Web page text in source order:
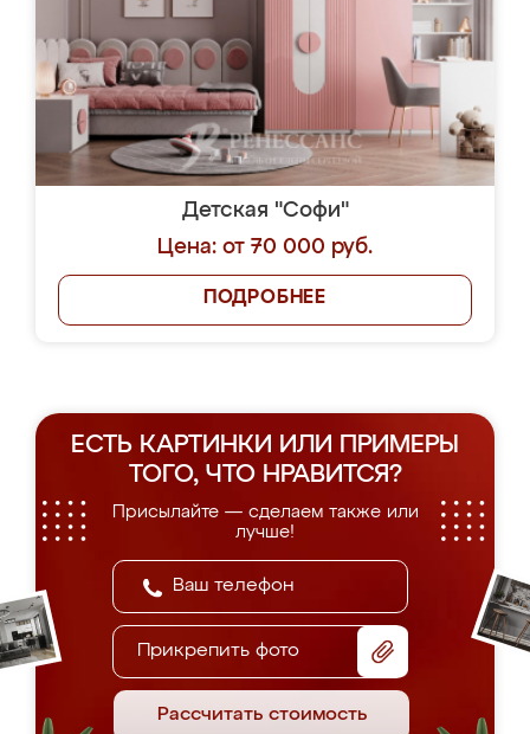
Детская "Софи"
Цена: от 70 000 руб.
ПОДРОБНЕЕ
ЕСТЬ КАРТИНКИ ИЛИ ПРИМЕРЫ
ТОГО, ЧТО НРАВИТСЯ?
Присылайте — сделаем также или
лучше!
Прикрепить фото
Рассчитать стоимость